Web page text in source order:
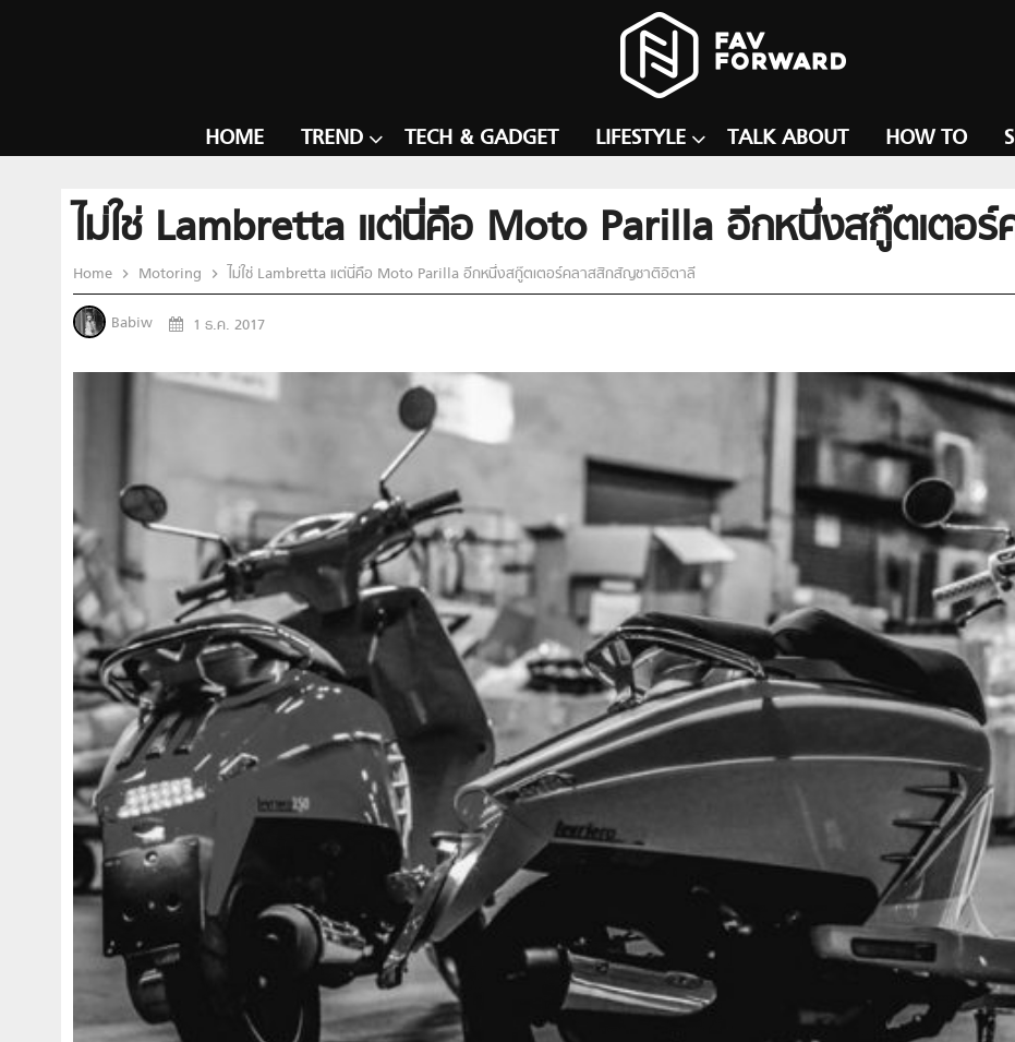
HOME TREND TECH & GADGET LIFESTYLE TALK ABOUT HOW TO
ไม่ใช่ Lambretta แต่นี่คือ Moto Parilla อีกหนึ่งสกู๊ตเตอ
Home Motoring ไม่ใช่ Lambretta แต่นี่คือ Moto Parilla อีกหนึ่งสกู๊ตเตอร์คลาสสิกสัญชาติอิตาลี
Babiw 1 ธ.ค. 2017